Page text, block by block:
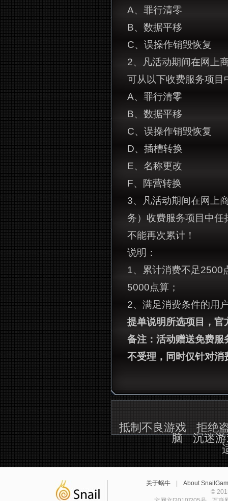
A、罪行清零
B、数据平移
C、误操作销毁恢复
2、凡活动期间在网上
可从以下收费服务项目
A、罪行清零
B、数据平移
C、误操作销毁恢复
D、插槽转换
E、名称更改
F、阵营转换
3、凡活动期间在网上
务）收费服务项目中
不能再次累计！
说明：
1、累计消费不足2500
5000点算；
2、满足消费条件的用
提单说明所选项目，官
备注：活动赠送免费服
不受理，同时仅针对消
抵制不良游戏
拒绝
脑
沉迷
关于蜗牛
About
©